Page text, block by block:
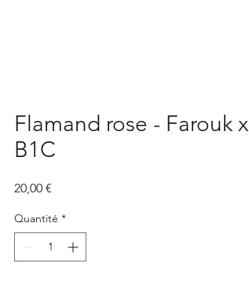
Flamand rose - Farouk x
B1C
20,00 €
Quantité *